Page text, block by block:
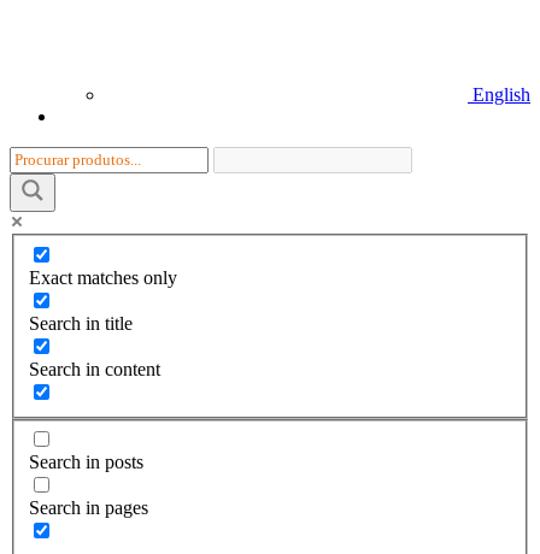
English
Exact matches only
Search in title
Search in content
Search in posts
Search in pages